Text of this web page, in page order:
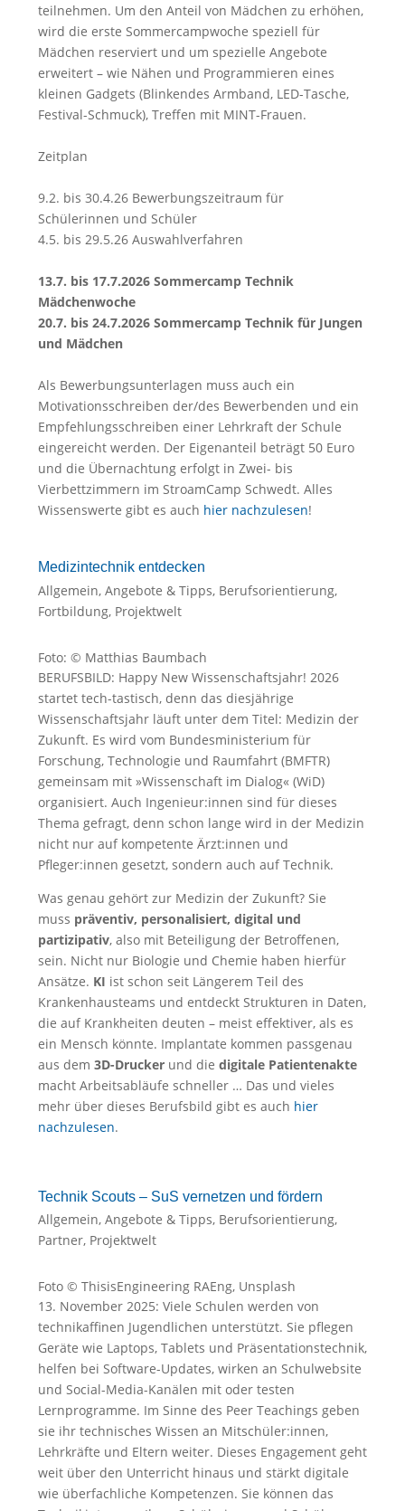
teilnehmen. Um den Anteil von Mädchen zu erhöhen,
wird die erste Sommercampwoche speziell für
Mädchen reserviert und um spezielle Angebote
erweitert – wie Nähen und Programmieren eines
kleinen Gadgets (Blinkendes Armband, LED-Tasche,
Festival-Schmuck), Treffen mit MINT-Frauen.
Zeitplan
9.2. bis 30.4.26 Bewerbungszeitraum für
Schülerinnen und Schüler
4.5. bis 29.5.26 Auswahlverfahren
13.7. bis 17.7.2026 Sommercamp Technik
Mädchenwoche
20.7. bis 24.7.2026 Sommercamp Technik für Jungen
und Mädchen
Als Bewerbungsunterlagen muss auch ein
Motivationsschreiben der/des Bewerbenden und ein
Empfehlungsschreiben einer Lehrkraft der Schule
eingereicht werden. Der Eigenanteil beträgt 50 Euro
und die Übernachtung erfolgt in Zwei- bis
Vierbettzimmern im StroamCamp Schwedt. Alles
Wissenswerte gibt es auch hier nachzulesen!
Medizintechnik entdecken
Allgemein, Angebote & Tipps, Berufsorientierung,
Fortbildung, Projektwelt
Foto: © Matthias Baumbach
BERUFSBILD: Happy New Wissenschaftsjahr! 2026
startet tech-tastisch, denn das diesjährige
Wissenschaftsjahr läuft unter dem Titel: Medizin der
Zukunft. Es wird vom Bundesministerium für
Forschung, Technologie und Raumfahrt (BMFTR)
gemeinsam mit »Wissenschaft im Dialog« (WiD)
organisiert. Auch Ingenieur:innen sind für dieses
Thema gefragt, denn schon lange wird in der Medizin
nicht nur auf kompetente Ärzt:innen und
Pfleger:innen gesetzt, sondern auch auf Technik.
Was genau gehört zur Medizin der Zukunft? Sie
muss präventiv, personalisiert, digital und
partizipativ, also mit Beteiligung der Betroffenen,
sein. Nicht nur Biologie und Chemie haben hierfür
Ansätze. KI ist schon seit Längerem Teil des
Krankenhausteams und entdeckt Strukturen in Daten,
die auf Krankheiten deuten – meist effektiver, als es
ein Mensch könnte. Implantate kommen passgenau
aus dem 3D-Drucker und die digitale Patientenakte
macht Arbeitsabläufe schneller … Das und vieles
mehr über dieses Berufsbild gibt es auch hier
nachzulesen.
Technik Scouts – SuS vernetzen und fördern
Allgemein, Angebote & Tipps, Berufsorientierung,
Partner, Projektwelt
Foto © ThisisEngineering RAEng, Unsplash
13. November 2025: Viele Schulen werden von
technikaffinen Jugendlichen unterstützt. Sie pflegen
Geräte wie Laptops, Tablets und Präsentationstechnik,
helfen bei Software-Updates, wirken an Schulwebsite
und Social-Media-Kanälen mit oder testen
Lernprogramme. Im Sinne des Peer Teachings geben
sie ihr technisches Wissen an Mitschüler:innen,
Lehrkräfte und Eltern weiter. Dieses Engagement geht
weit über den Unterricht hinaus und stärkt digitale
wie überfachliche Kompetenzen. Sie können das